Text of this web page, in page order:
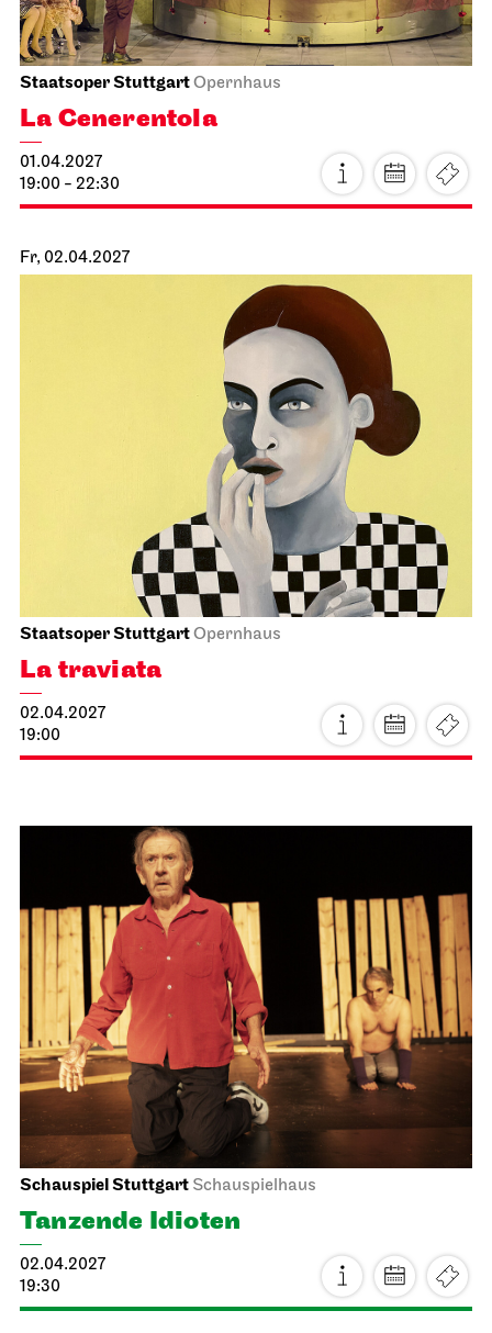
Staatsorchester StuttgartLiederhalle, Beethovensaal
5. Sinfonie­konzert
Schauspiel StuttgartSchauspielhaus
Die Glas­menagerie
25.03.2027
19:30
Fr, 26.03.2027